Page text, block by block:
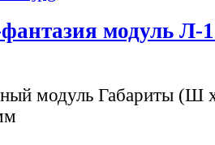
модуль Л-
модуль Габариты (Ш